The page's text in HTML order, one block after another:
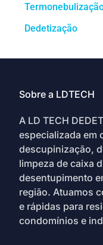
Dedetização
Sobre a LDTECH
A LD TECH
especializada em
descupinização,
limpeza de caixa
desentupimento
região. Atuamos
e rápidas para
condomínios e